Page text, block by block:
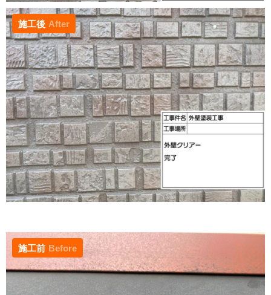
施工後 After
施工前 Before